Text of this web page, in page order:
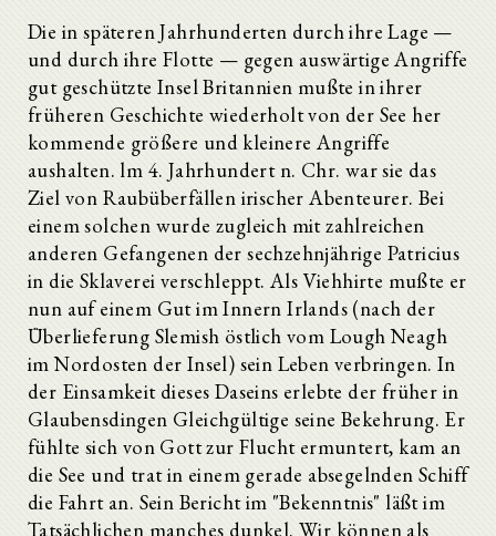
Die in späteren Jahrhunderten durch ihre Lage —
und durch ihre Flotte — gegen auswärtige Angriffe
gut geschützte Insel Britannien mußte in ihrer
früheren Geschichte wiederholt von der See her
kommende größere und kleinere Angriffe
aushalten. lm 4. Jahrhundert n. Chr. war sie das
Ziel von Raubüberfällen irischer Abenteurer. Bei
einem solchen wurde zugleich mit zahlreichen
anderen Gefangenen der sechzehnjährige Patricius
in die Sklaverei verschleppt. Als Viehhirte mußte er
nun auf einem Gut im Innern Irlands (nach der
Überlieferung Slemish östlich vom Lough Neagh
im Nordosten der Insel) sein Leben verbringen. In
der Einsamkeit dieses Daseins erlebte der früher in
Glaubensdingen Gleichgültige seine Bekehrung. Er
fühlte sich von Gott zur Flucht ermuntert, kam an
die See und trat in einem gerade absegelnden Schiff
die Fahrt an. Sein Bericht im "Bekenntnis" läßt im
Tatsächlichen manches dunkel. Wir können als